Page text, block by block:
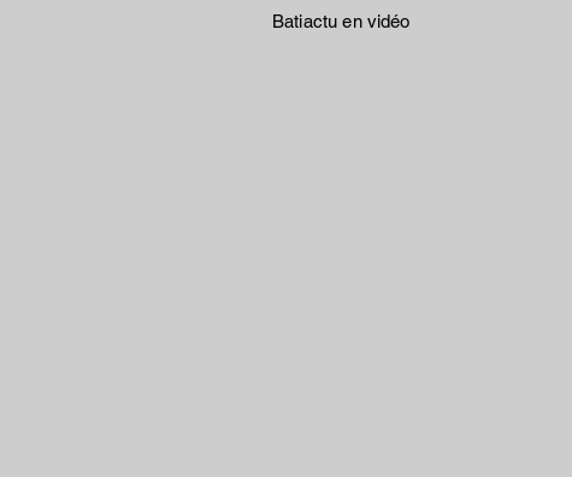
Batiactu en vidéo